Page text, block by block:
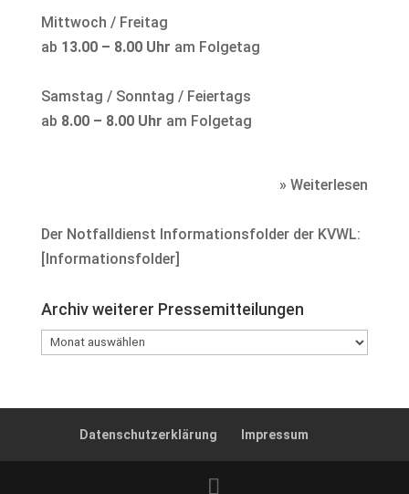
Mittwoch / Freitag
ab 13.00 – 8.00 Uhr am Folgetag
Samstag / Sonntag / Feiertags
ab 8.00 – 8.00 Uhr am Folgetag
» Weiterlesen
Der Notfalldienst Informationsfolder der KVWL:
[Informationsfolder]
Archiv weiterer Pressemitteilungen
Archiv
Datenschutzerklärung Impressum